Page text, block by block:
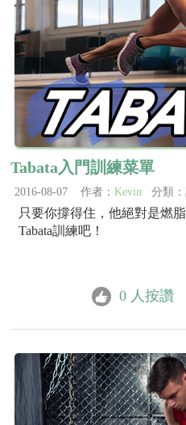
Tabata入門訓練菜單
2016-08-07 作者： Kevin 分類：
只要你撐得住，他絕對是燃
Tabata訓練吧！
0 人按讚